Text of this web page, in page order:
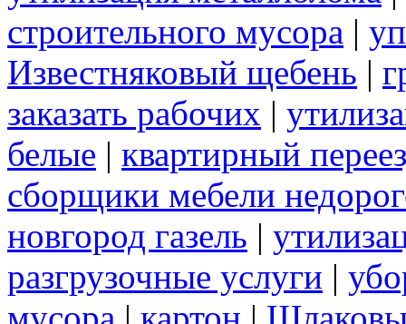
строительного мусора |
Известняковый щебень |
заказать рабочих |
белые | квартирный
сборщики мебели
новгород газель |
разгрузочные услуги |